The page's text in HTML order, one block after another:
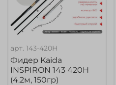
арт.143-420H
Фидер Kaida
INSPIRON 143 420H
(4.2м, 150гр)